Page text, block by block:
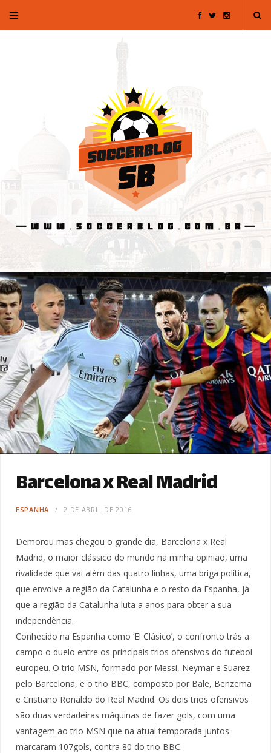
F T I
a
a
Barcelona x Real Madrid
ESPANHA 2 DE ABRIL DE 2016
Demorou mas chegou o grande dia, Barcelona x Real
Madrid, o maior clássico do mundo na minha opinião, uma
rivalidade que vai além das quatro linhas, uma briga política,
que envolve a região da Catalunha e o resto da Espanha, já
que a região da Catalunha luta a anos para obter a sua
independência.
Conhecido na Espanha como ‘El Clásico’, o confronto trás a
campo o duelo entre os principais trios ofensivos do futebol
europeu. O trio MSN, formado por Messi, Neymar e Suarez
pelo Barcelona, e o trio BBC, composto por Bale, Benzema
e Cristiano Ronaldo do Real Madrid. Os dois trios ofensivos
são duas verdadeiras máquinas de fazer gols, com uma
vantagem ao trio MSN que na atual temporada juntos
marcaram 107gols, contra 80 do trio BBC.